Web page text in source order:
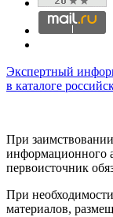
Экспертный
в каталоге
При
информационного
первоисточник
При
материалов,